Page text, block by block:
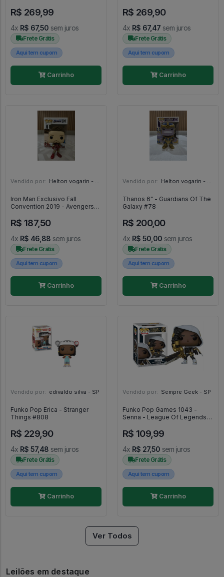
R$ 269,99
4x R$ 67,50 sem juros
Frete Grátis
Aqui tem cupom
Carrinho
R$ 269,90
4x R$ 67,47 sem juros
Frete Grátis
Aqui tem cupom
Carrinho
Vendido por: Helton vogarin - SP
Iron Man Exclusivo Fall
Convention 2019 - Avengers
R$ 187,50
4x R$ 46,88 sem juros
Frete Grátis
Aqui tem cupom
Carrinho
Vendido por: Helton vogarin - SP
Thanos 6" - Guardians Of The
Galaxy #78
R$ 200,00
4x R$ 50,00 sem juros
Frete Grátis
Aqui tem cupom
Carrinho
Vendido por: edivaldo silva - SP
Funko Pop Erica - Stranger
Things #808
R$ 229,90
4x R$ 57,48 sem juros
Frete Grátis
Aqui tem cupom
Carrinho
Vendido por: Sempre Geek - SP
Funko Pop Games 1043 -
Senna - League Of Legends
R$ 109,99
4x R$ 27,50 sem juros
Frete Grátis
Aqui tem cupom
Carrinho
Ver Todos
Leilões em destaque